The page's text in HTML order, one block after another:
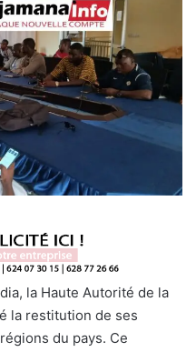
la Haute Autorité de la
la restitution de ses
du pays. Ce